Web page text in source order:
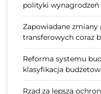
polityki wynagrodzeń
Zapowiadane zmiany
transferowych coraz
Reforma systemu
klasyfikacja
Rząd za lepszą